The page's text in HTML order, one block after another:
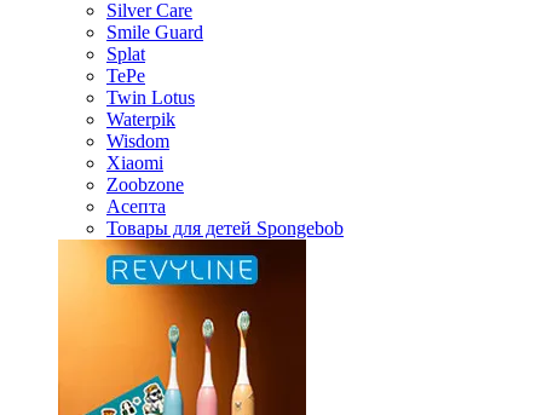
Silver Care
Smile Guard
Splat
TePe
Twin Lotus
Waterpik
Wisdom
Xiaomi
Zoobzone
Асепта
Товары для детей Spongebob